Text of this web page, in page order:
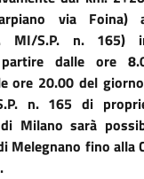
via
MI/S.P. n. 165)
dalle ore
ore 20.00 del
n. 165 di
Milano sarà
Melegnano fino alla